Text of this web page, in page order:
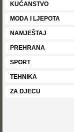
KUĆANSTVO
MODA I LJEPOTA
NAMJEŠTAJ
PREHRANA
SPORT
TEHNIKA
ZA DJECU